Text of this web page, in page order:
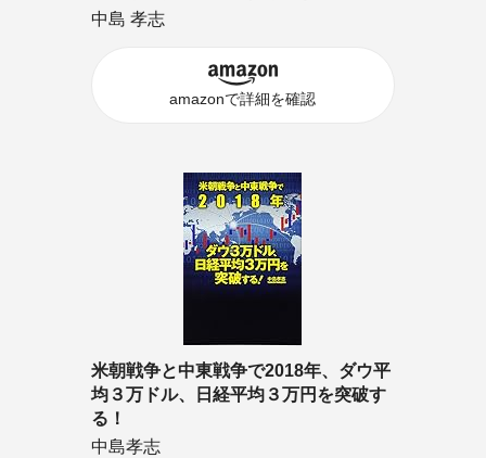
中島 孝志
amazonで詳細を確認
米朝戦争と中東戦争で2018年、ダウ平
均３万ドル、日経平均３万円を突破す
る！
中島孝志